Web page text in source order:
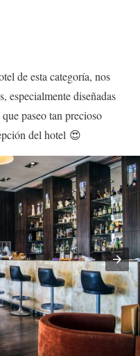
de esta categoría, nos
especialmente diseñadas
paseo tan precioso
del hotel 😍